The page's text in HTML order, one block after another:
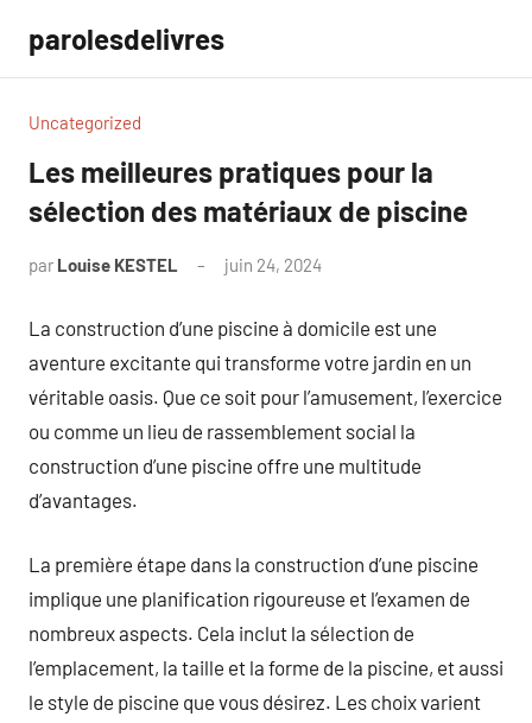
contenu
parolesdelivres
Uncategorized
Les meilleures pratiques pour la
sélection des matériaux de piscine
par Louise KESTEL juin 24, 2024
La construction d’une piscine à domicile est une
aventure excitante qui transforme votre jardin en un
véritable oasis. Que ce soit pour l’amusement, l’exercice
ou comme un lieu de rassemblement social la
construction d’une piscine offre une multitude
d’avantages.
La première étape dans la construction d’une piscine
implique une planification rigoureuse et l’examen de
nombreux aspects. Cela inclut la sélection de
l’emplacement, la taille et la forme de la piscine, et aussi
le style de piscine que vous désirez. Les choix varient